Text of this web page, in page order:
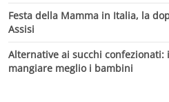
Festa della Mamma in Italia, la
Assisi
Alternative ai succhi
mangiare meglio i bambini